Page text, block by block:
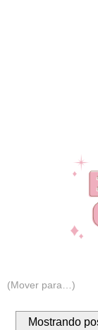
Mostrando